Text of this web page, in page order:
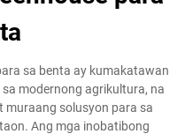
sa benta ay kumakatawan
modernong agrikultura, na
muraang solusyon para sa
Ang mga inobatibong